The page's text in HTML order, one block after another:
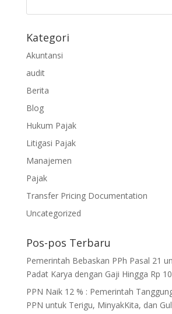
Kategori
Akuntansi
audit
Berita
Blog
Hukum Pajak
Litigasi Pajak
Manajemen
Pajak
Transfer Pricing Documentation
Uncategorized
Pos-pos Terbaru
Pemerintah Bebaskan PPh Pasal 21
Padat Karya dengan Gaji Hingga Rp
PPN Naik 12 % : Pemerintah
PPN untuk Terigu, MinyakKita, dan